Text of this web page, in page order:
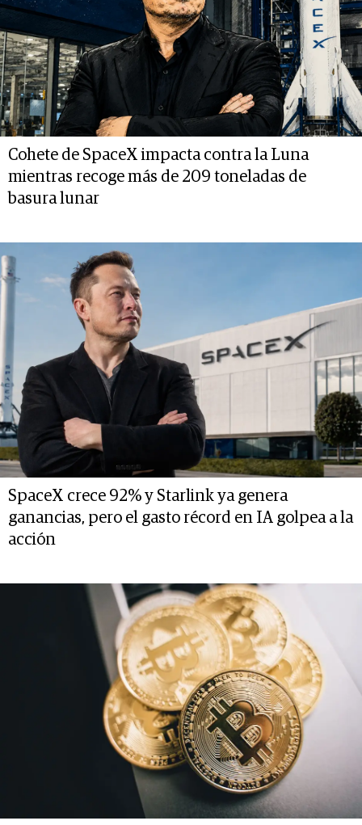
Cohete de SpaceX impacta contra la Luna
mientras recoge más de 209 toneladas de
basura lunar
SpaceX crece 92% y Starlink ya genera
ganancias, pero el gasto récord en IA golpea a la
acción